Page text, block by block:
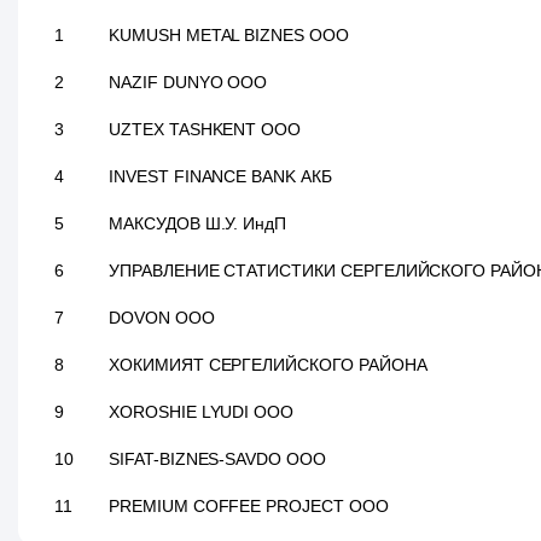
1 KUMUSH METAL BIZNES ООО
2 NAZIF DUNYO ООО
3 UZTEX TASHKENT ООО
4 INVEST FINANCE BANK АКБ
5 МАКСУДОВ Ш.У. ИндП
6 УПРАВЛЕНИЕ СТАТИСТИКИ СЕРГЕЛИЙСКОГО
7 DOVON ООО
8 ХОКИМИЯТ СЕРГЕЛИЙСКОГО РАЙОНА
9 XOROSHIE LYUDI ООО
10 SIFAT-BIZNES-SAVDO ООО
11 PREMIUM COFFEE PROJECT ООО